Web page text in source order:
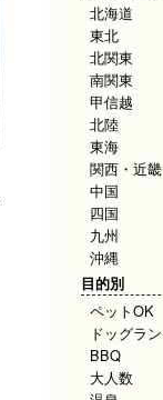
北海道
東北
北関東
南関東
甲信越
北陸
東海
関西・近畿
中国
四国
九州
沖縄
目的別
ペットOK
ドッグラン
BBQ
大人数